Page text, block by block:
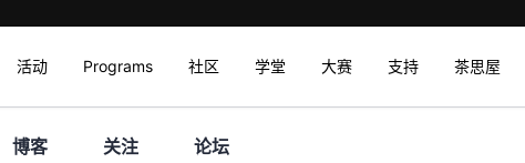
活动 Programs 社区 学堂 大赛 支持 茶思屋
博客 关注 论坛